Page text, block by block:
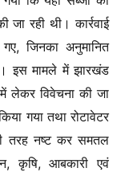
रही थी। कार्रवाई
जिनका अनुमानित
इस मामले में झारखंड
में लेकर विवेचना की जा
गया तथा रोटावेटर
तरह नष्ट कर समतल
कृषि, आबकारी एवं